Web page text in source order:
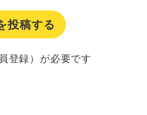
投稿する
登録）が必要です